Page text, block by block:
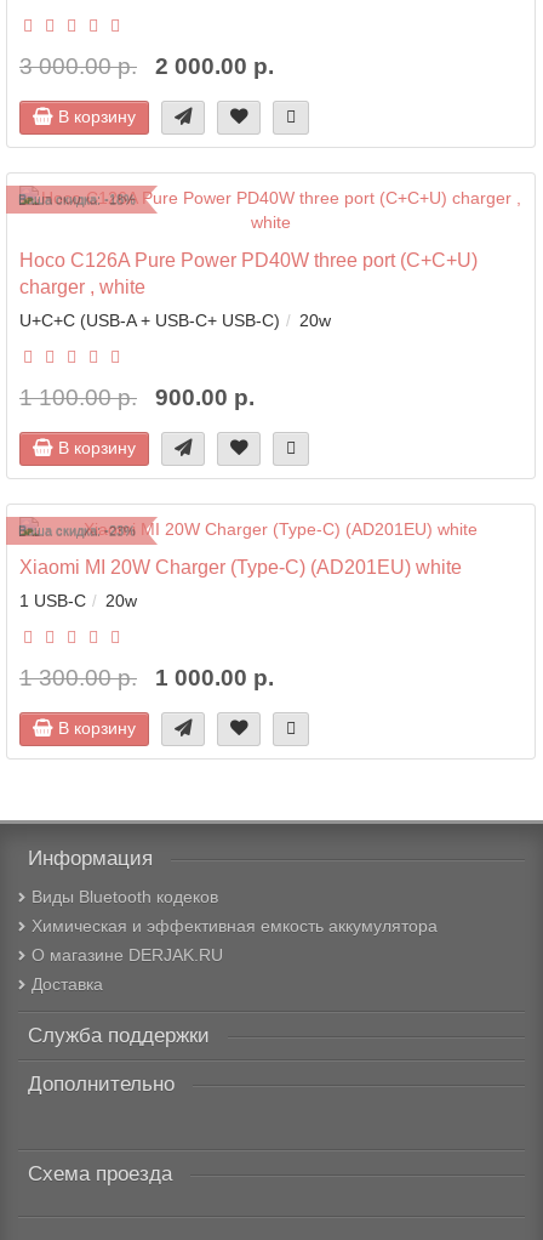
3 000.00 р. 2 000.00 р.
В корзину
Ваша скидка: -18%
Hoco C126A Pure Power PD40W three port (C+C+U)
charger , white
U+C+C (USB-A + USB-C+ USB-C) 20w
1 100.00 р. 900.00 р.
В корзину
Ваша скидка: -23%
Xiaomi MI 20W Charger (Type-C) (AD201EU) white
1 USB-C 20w
1 300.00 р. 1 000.00 р.
В корзину
Информация
Виды Bluetooth кодеков
Химическая и эффективная емкость аккумулятора
О магазине DERJAK.RU
Доставка
Служба поддержки
Дополнительно
Схема проезда